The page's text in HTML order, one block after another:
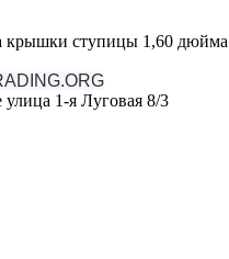
крышки ступицы 1,60 дюйма
1-я Луговая 8/3